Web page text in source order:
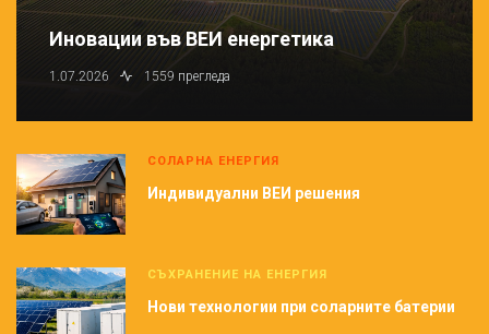
Иновации във ВЕИ енергетика
1.07.2026 1559 прегледа
СОЛАРНА ЕНЕРГИЯ
Индивидуални ВЕИ решения
СЪХРАНЕНИЕ НА ЕНЕРГИЯ
Нови технологии при соларните батерии